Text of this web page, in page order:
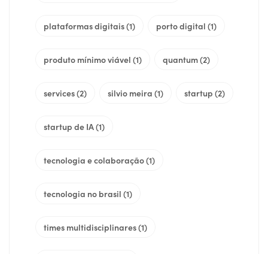
plataformas digitais(1) porto digital (1)
produto mínimo viável (1) quantum(2)
services(2) silvio meira (1) startup (2)
startup de IA(1)
tecnologia e colaboração(1)
tecnologia no brasil (1)
times multidisciplinares(1)